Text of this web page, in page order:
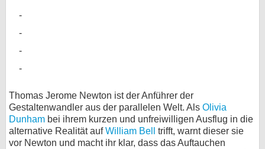
Thomas Jerome Newton ist der Anführer der
Gestaltenwandler aus der parallelen Welt. Als Olivia
Dunham bei ihrem kurzen und unfreiwilligen Ausflug in die
alternative Realität aufWilliam Bell
trifft, warnt dieser sie
vor Newton und macht ihr klar, dass das Auftauchen
Forum
bei X